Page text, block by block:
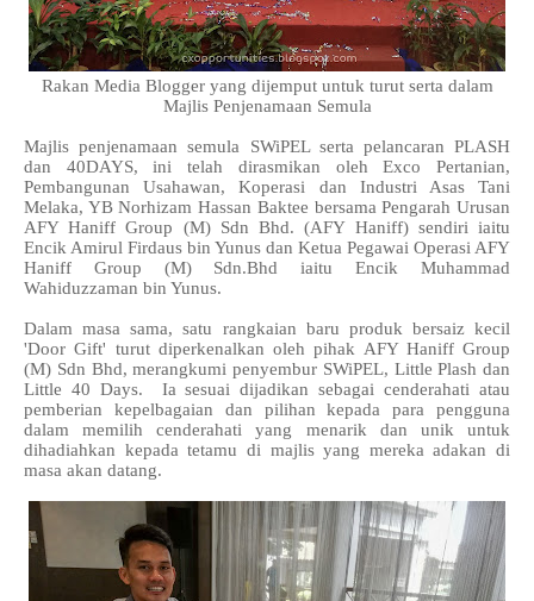
Rakan Media Blogger yang dijemput untuk turut serta dalam
Majlis Penjenamaan Semula
Majlis penjenamaan semula SWiPEL serta pelancaran PLASH
dan 40DAYS, ini telah dirasmikan oleh Exco Pertanian,
Pembangunan Usahawan, Koperasi dan Industri Asas Tani
Melaka, YB Norhizam Hassan Baktee bersama Pengarah Urusan
AFY Haniff Group (M) Sdn Bhd. (AFY Haniff) sendiri iaitu
Encik Amirul Firdaus bin Yunus dan Ketua Pegawai Operasi AFY
Haniff Group (M) Sdn.Bhd iaitu Encik Muhammad
Wahiduzzaman bin Yunus.
Dalam masa sama, satu rangkaian baru produk bersaiz kecil
'Door Gift' turut diperkenalkan oleh pihak AFY Haniff Group
(M) Sdn Bhd, merangkumi penyembur SWiPEL, Little Plash dan
Little 40 Days. Ia sesuai dijadikan sebagai cenderahati atau
pemberian kepelbagaian dan pilihan kepada para pengguna
dalam memilih cenderahati yang menarik dan unik untuk
dihadiahkan kepada tetamu di majlis yang mereka adakan di
masa akan datang.